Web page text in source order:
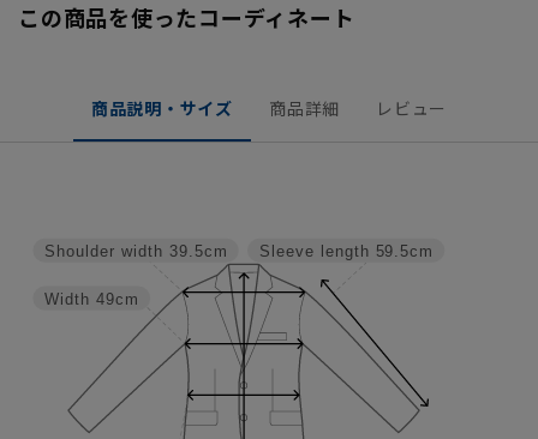
この商品を使ったコーディネート
商品説明・サイズ 商品詳細 レビュー
Sleeve length 59.5cm
Width 49cm
Shoulder width 39.5cm